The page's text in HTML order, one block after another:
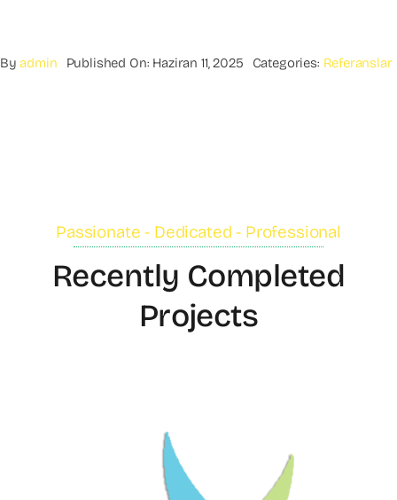
Byadmin Published On: Haziran 11, 2025 Categories: Referanslar
Passionate - Dedicated - Professional
Recently Completed
Projects